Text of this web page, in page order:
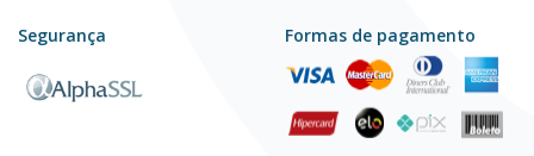
Segurança Formas de pagamento